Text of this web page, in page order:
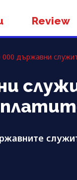
Review
000 държавни